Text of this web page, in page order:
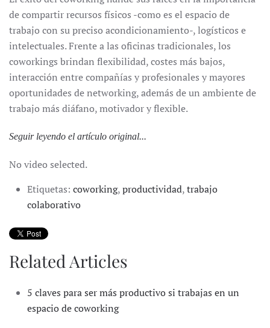
de compartir recursos físicos -como es el espacio de
trabajo con su preciso acondicionamiento-, logísticos e
intelectuales. Frente a las oficinas tradicionales, los
coworkings brindan flexibilidad, costes más bajos,
interacción entre compañías y profesionales y mayores
oportunidades de networking, además de un ambiente de
trabajo más diáfano, motivador y flexible.
Seguir leyendo el artículo original...
No video selected.
Etiquetas: coworking,productividad,trabajo
colaborativo
Related Articles
5 claves para ser más productivo si trabajas en un
espacio de coworking